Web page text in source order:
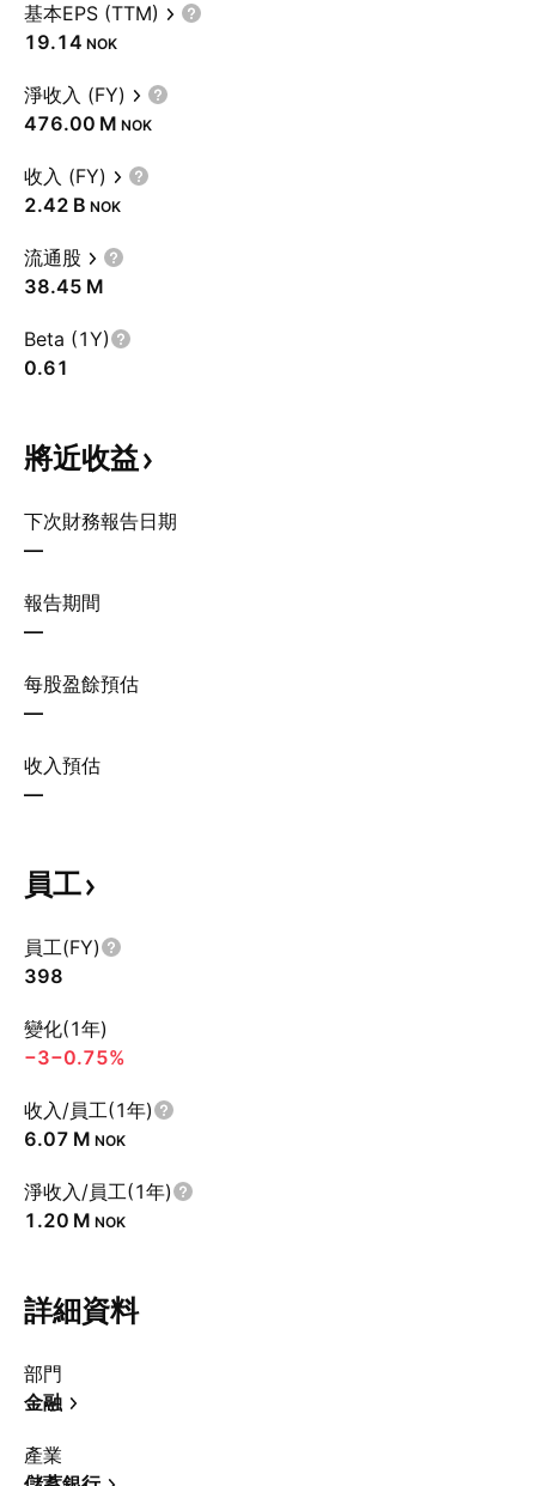
基本EPS (TTM)
19.14 NOK
淨收入 (FY)
‪476.00 M‬ NOK
收入 (FY)
‪2.42 B‬ NOK
流通股
‪38.45 M‬
Beta (1Y)
0.61
將近收益
下次財務報告日期
—
報告期間
—
每股盈餘預估
—
收入預估
—
員工
員工(FY)
398
變化(1年)
−3−0.75%
收入/員工(1年)
‪6.07 M‬ NOK
淨收入/員工(1年)
‪1.20 M‬ NOK
詳細資料
部門
金融
產業